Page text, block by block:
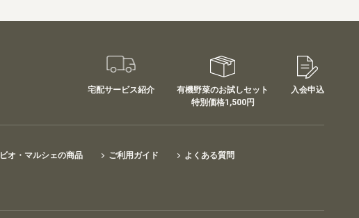
宅配サービス紹介
有機野菜のお試しセット
特別価格1,500円
入会申込
ビオ・マルシェの商品 ご利用ガイド よくある質問